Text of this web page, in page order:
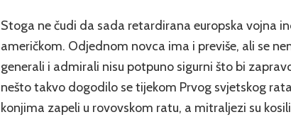
Stoga ne čudi da sada retardirana europska vojna
američkom. Odjednom novca ima i previše, ali se
generali i admirali nisu potpuno sigurni što bi
nešto takvo dogodilo se tijekom Prvog svjetskog
konjima zapeli u rovovskom ratu, a mitraljezi su